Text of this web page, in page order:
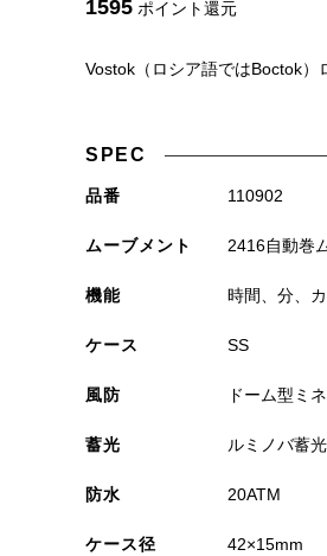
1595 ポイント還元
Vostok（ロシア語ではBoctok）
SPEC
品番 110902
ムーブメント 2416自動巻
機能 時間、分、
ケース SS
風防 ドーム型ミ
蓄光 ルミノバ蓄光
防水 20ATM
ケース径 42×15mm